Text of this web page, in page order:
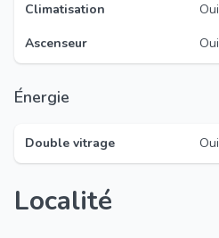
Climatisation
Oui
Ascenseur
Oui
Énergie
Double vitrage Oui
Localité